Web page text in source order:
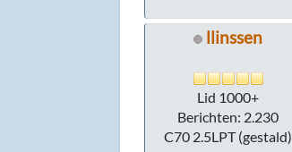
llinssen
Lid 1000+
Berichten: 2.230
C70 2.5LPT (gestald)